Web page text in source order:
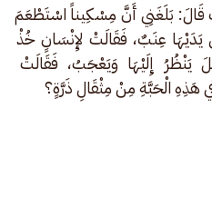
قَالَ: بَلَغَنِي أَنَّ مِسْكِيناً اسْتَطْعَمَ
يَدَيْهَا عِنَبٌ، فَقَالَتْ لإِنْسَانٍ خُذْ
يَنْظُرُ إِلَيْهَا وَيَعْجَبُ، فَقَالَتْ
الْحَبَّةِ مِنْ مِثْقَالِ ذَرَّةٍ؟